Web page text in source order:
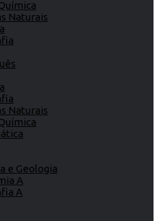
Naturais
Naturais
e Geologia
A
A